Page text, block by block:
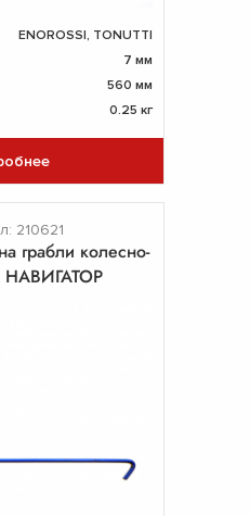
ENOROSSI, TONUTTI
7 мм
560 мм
0.25 кг
210621
грабли колесно-
НАВИГАТОР